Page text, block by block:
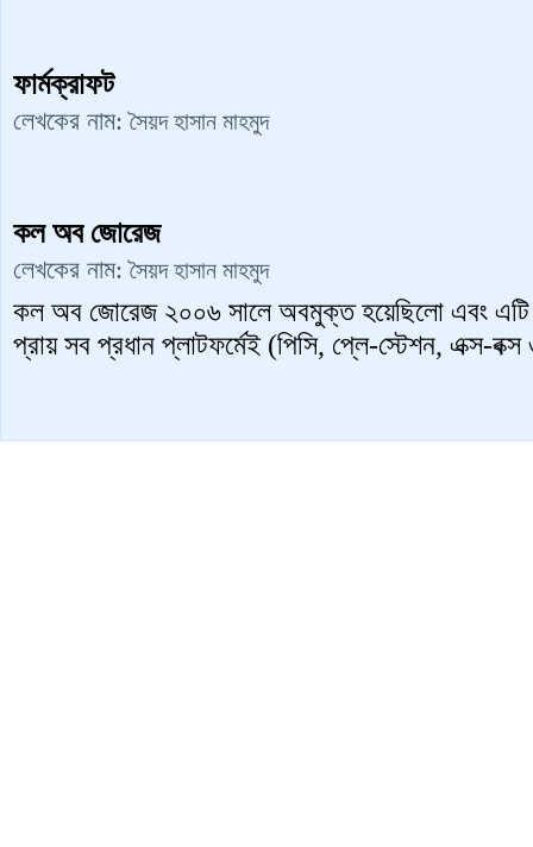
ফার্মক্রাফট
লেখকের নাম:সৈয়দ হাসান মাহমুদ
কল অব জোরেজ
লেখকের নাম:সৈয়দ হাসান মাহমুদ
কল অব জোরেজ ২০০৬ সালে অবমুক্ত হয়েছিলো এবং এটি
প্রায় সব প্রধান প্লাটফর্মেই (পিসি, প্লে-স্টেশন, এক্স-